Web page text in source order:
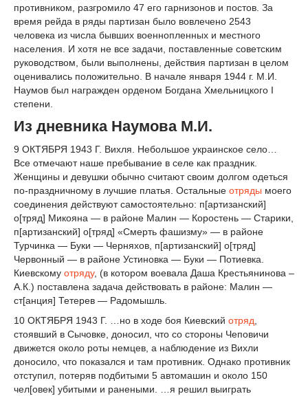
противником, разгромило 47 его гарнизонов и постов. За
время рейда в ряды партизан было вовлечено 2543
человека из числа бывших военнопленных и местного
населения. И хотя не все задачи, поставленные советским
руководством, были выполнены, действия партизан в целом
оценивались положительно. В начале января 1944 г. М.И.
Наумов был награжден орденом Богдана Хмельницкого I
степени.
Из дневника Наумова М.И.
9 ОКТЯБРЯ 1943 Г. Вихля. Небольшое украинское село…
Все отмечают наше пребывание в селе как праздник.
Женщины и девушки обычно считают своим долгом одеться
по-праздничному в лучшие платья. Остальные отряды моего
соединения действуют самостоятельно: п[артизанский]
о[тряд] Микояна — в районе Малин — Коростень — Старики,
п[артизанский] о[тряд] «Смерть фашизму» — в районе
Турчинка — Буки — Черняхов, п[артизанский] о[тряд]
Червонный — в районе Устиновка — Буки — Потиевка.
Киевскому отряду, (в котором воевала Даша Крестьянинова –
А.К.) поставлена задача действовать в районе: Малин —
ст[анция] Тетерев — Радомышль.
10 ОКТЯБРЯ 1943 Г. …но в ходе боя Киевский отряд,
стоявший в Сычовке, доносил, что со стороны Чеповичи
движется около роты немцев, а наблюдение из Вихли
доносило, что показался и там противник. Однако противник
отступил, потеряв подбитыми 5 автомашин и около 150
чел[овек] убитыми и ранеными. …я решил выиграть